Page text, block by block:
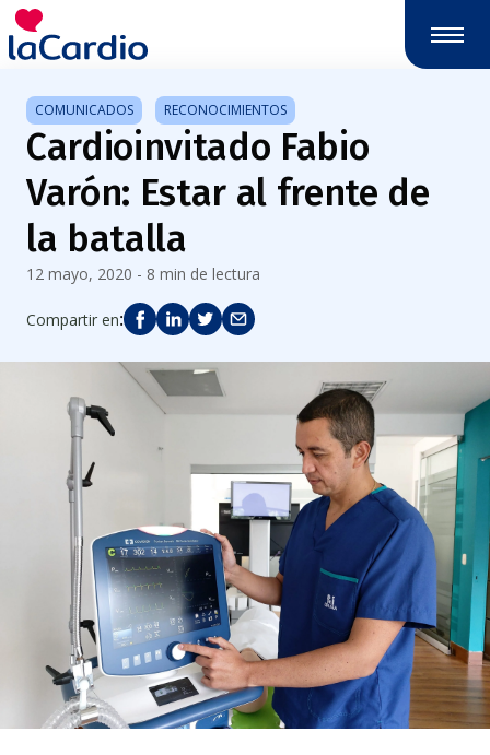
Nota:
este
sitio
web
incluye
accesibilidad.
COMUNICADOS RECONOCIMIENTOS
Cardioinvitado Fabio
Varón: Estar al frente de
la batalla
12 mayo, 2020 - 8 min de lectura
Compartir en: